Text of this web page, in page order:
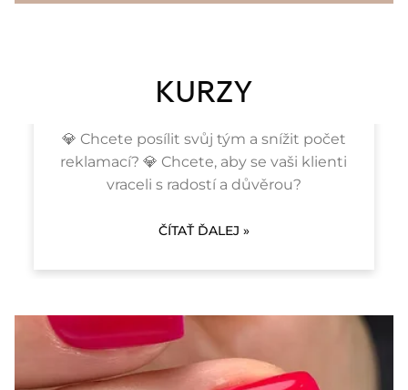
KURZY
ŠKOLENI PRO SALONY
💎 Chcete posílit svůj tým a snížit počet
reklamací? 💎 Chcete, aby se vaši klienti
vraceli s radostí a důvěrou?
ČÍTAŤ ĎALEJ »